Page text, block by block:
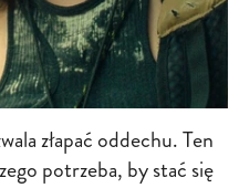
złapać oddechu. Ten
potrzeba, by stać się